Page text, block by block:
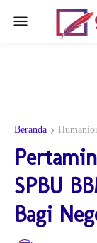
Beranda
SPBU
Bagi